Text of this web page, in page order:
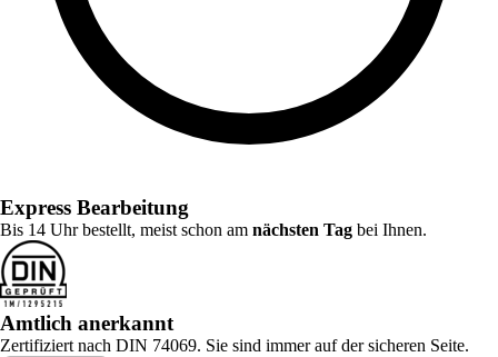
Express Bearbeitung
Bis 14 Uhr bestellt, meist schon am nächsten Tag bei Ihnen.
Amtlich anerkannt
Zertifiziert nach DIN 74069. Sie sind immer auf der sicheren Seite.